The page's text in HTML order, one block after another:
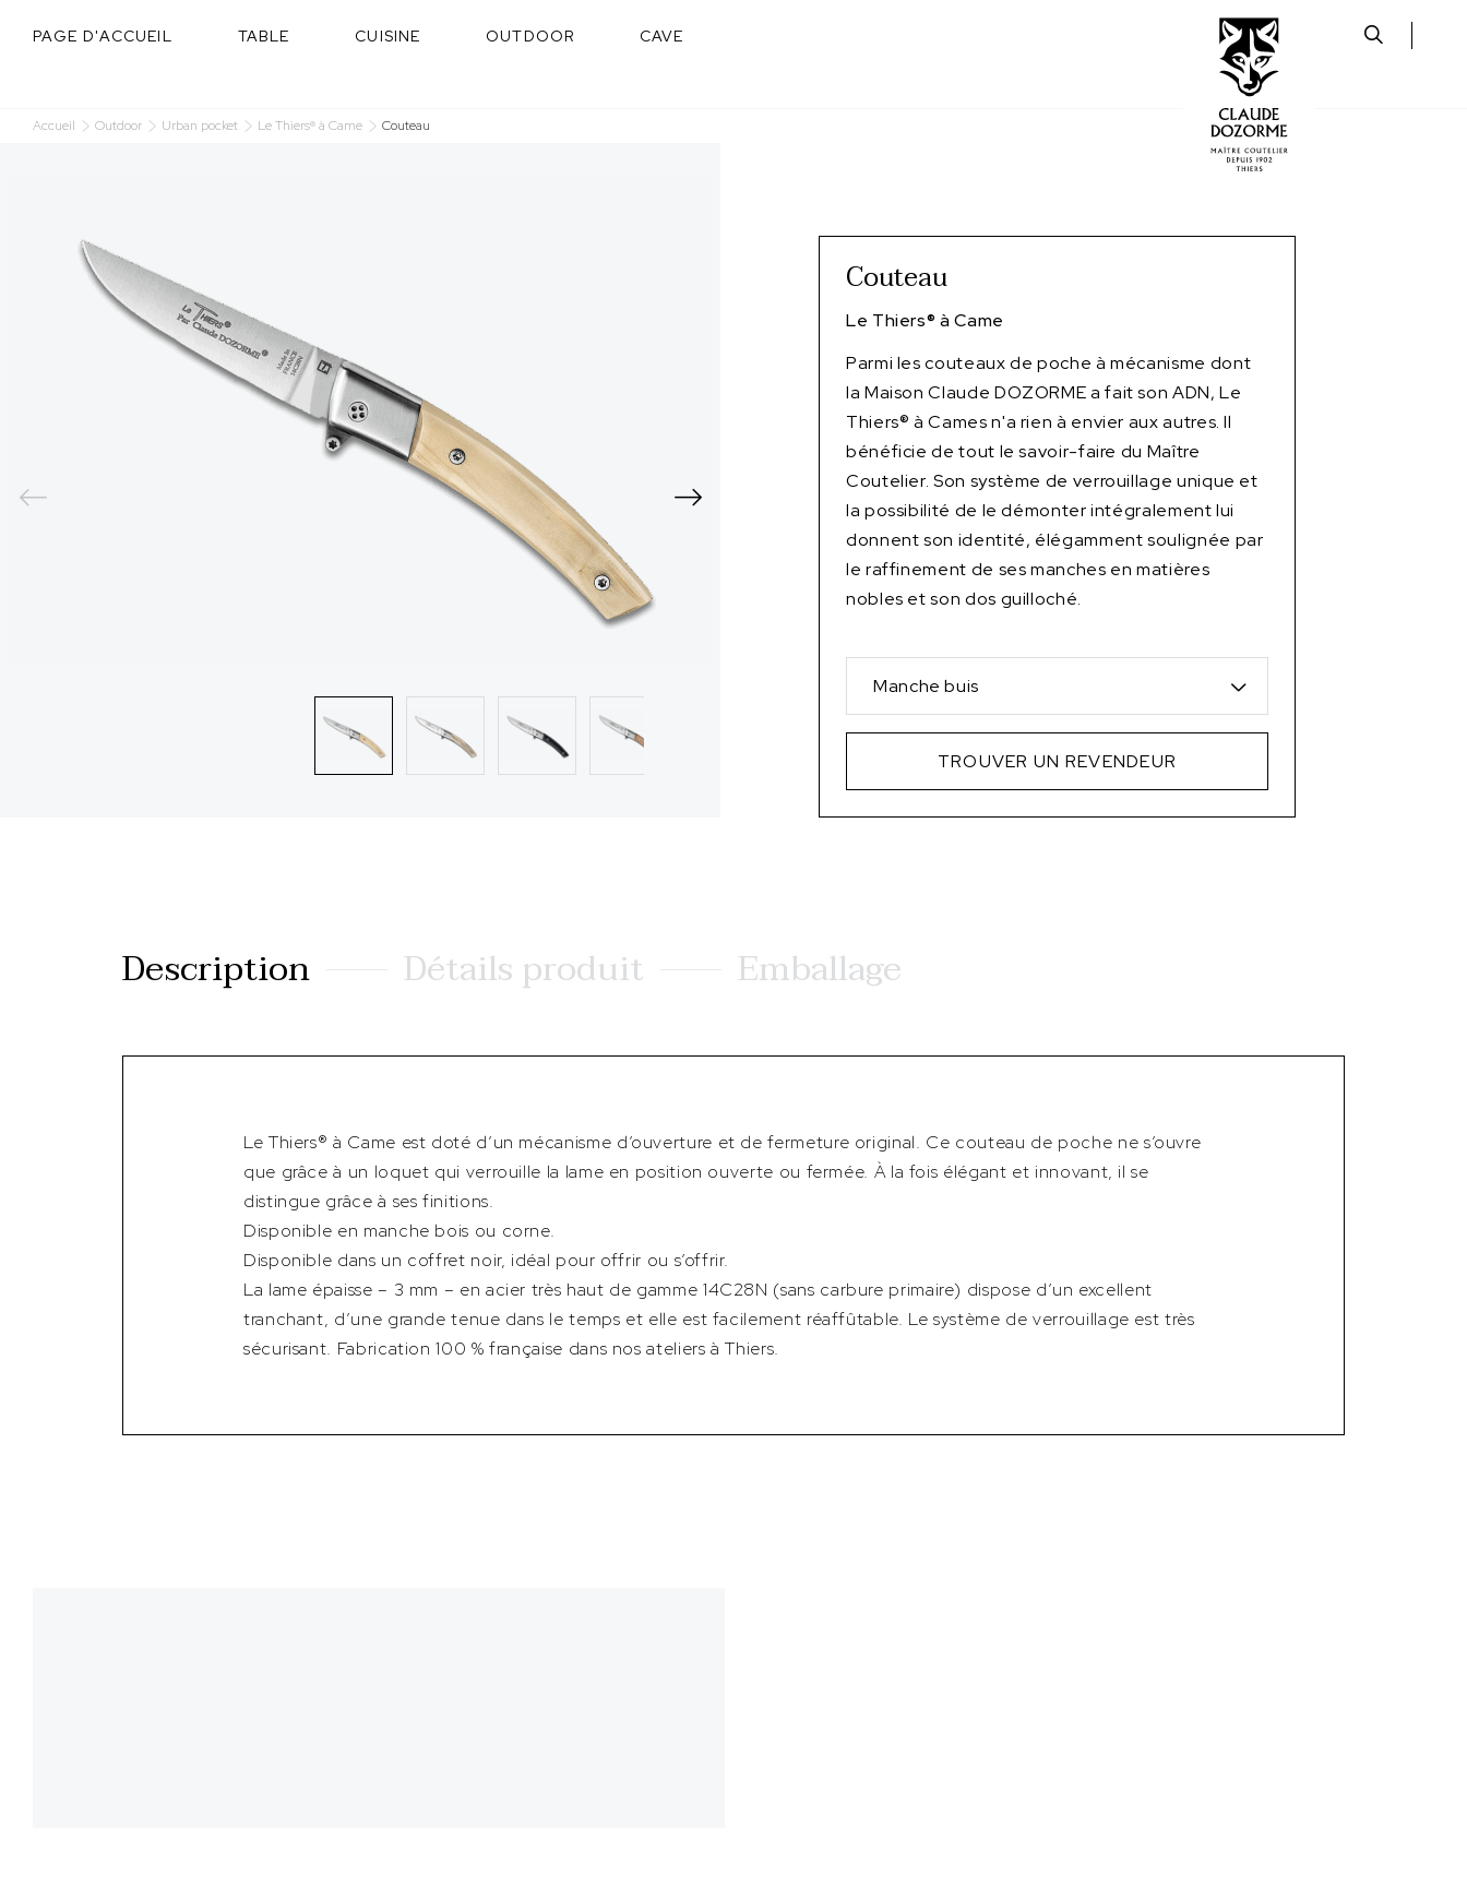
PAGE D'ACCUEIL TABLE CUISINE OUTDOOR CAVE
Accueil Outdoor Urban pocket Le Thiers® à Came Couteau
Couteau
Le Thiers® à Came
Parmi les couteaux de poche à mécanisme dont
la Maison Claude DOZORME a fait son ADN, Le
Thiers® à Cames n'a rien à envier aux autres. Il
bénéficie de tout le savoir-faire du Maître
Coutelier. Son système de verrouillage unique et
la possibilité de le démonter intégralement lui
donnent son identité, élégamment soulignée par
le raffinement de ses manches en matières
nobles et son dos guilloché.
Manche buis
TROUVER UN REVENDEUR
Description Détails produit Emballage
Le Thiers® à Came est doté d’un mécanisme d’ouverture et de fermeture original. Ce couteau de poche ne s’ouvre
que grâce à un loquet qui verrouille la lame en position ouverte ou fermée. À la fois élégant et innovant, il se
distingue grâce à ses finitions.
Disponible en manche bois ou corne.
Disponible dans un coffret noir, idéal pour offrir ou s’offrir.
La lame épaisse – 3 mm – en acier très haut de gamme 14C28N (sans carbure primaire) dispose d’un excellent
tranchant, d’une grande tenue dans le temps et elle est facilement réaffûtable. Le système de verrouillage est très
sécurisant. Fabrication 100 % française dans nos ateliers à Thiers.